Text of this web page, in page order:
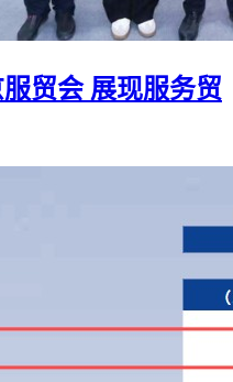
贸会 展现服务贸